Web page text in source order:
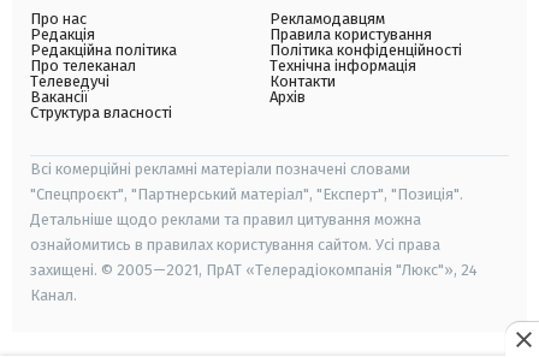
Про нас
Редакція
Редакційна політика
Про телеканал
Телеведучі
Вакансії
Структура власності
Рекламодавцям
Правила користування
Політика конфіденційності
Технічна інформація
Контакти
Архів
Всі комерційні рекламні матеріали позначені словами
"Спецпроєкт", "Партнерський матеріал", "Експерт", "Позиція".
Детальніше щодо реклами та правил цитування можна
ознайомитись в правилах користування сайтом. Усі права
захищені. © 2005—2021, ПрАТ «Телерадіокомпанія "Люкс"», 24
Канал.